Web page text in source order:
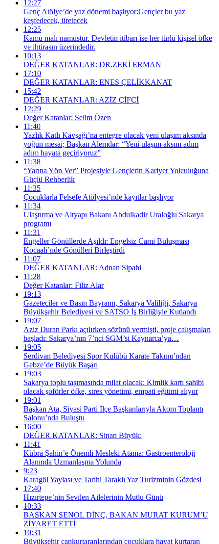
12:27
Genç Atölye’de yaz dönemi başlıyor:Gençler bu yaz
keşfedecek, üretecek
12:25
Kamu malı namustur. Devletin itibarı ise her türlü kişisel öfke
ve ihtirasın üzerindedir.
10:13
DEĞER KATANLAR: DR.ZEKİ ERMAN
17:10
DEĞER KATANLAR: ENES ÇELİKKANAT
15:42
DEĞER KATANLAR: AZİZ ÇİFÇİ
12:29
Değer Katanlar: Selim Özen
11:40
Yazlık Katlı Kavşağı’na entegre olacak yeni ulaşım aksında
yoğun mesai; Başkan Alemdar: “Yeni ulaşım aksını adım
adım hayata geçiriyoruz”
11:38
“Yarına Yön Ver” Projesiyle Gençlerin Kariyer Yolculuğuna
Güçlü Rehberlik
11:35
Çocuklarla Felsefe Atölyesi’nde kayıtlar başlıyor
11:34
Ulaştırma ve Altyapı Bakanı Abdulkadir Uraloğlu Sakarya
programı
11:31
Engeller Gönüllerde Aşıldı: Engelsiz Cami Buluşması
Kocaali’nde Gönülleri Birleştirdi
11:07
DEĞER KATANLAR: Adnan Sipahi
11:28
Değer Katanlar: Filiz Alar
19:13
Gazeteciler ve Basın Bayramı, Sakarya Valiliği, Sakarya
Büyükşehir Belediyesi ve SATSO İş Birliğiyle Kutlandı
19:07
Aziz Duran Parkı açılırken sözünü vermişti, proje çalışmaları
başladı: Sakarya’nın 7’nci SGM’si Kaynarca’ya…
19:05
Serdivan Belediyesi Spor Kulübü Karate Takımı’ndan
Gebze’de Büyük Başarı
19:03
Sakarya toplu taşımasında milat olacak: Kimlik kartı sahibi
olacak şoförler öfke, stres yönetimi, empati eğitimi alıyor
19:01
Başkan Ata, Siyasi Parti İlçe Başkanlarıyla Akom Toplantı
Salonu’nda Buluştu
16:00
DEĞER KATANLAR: Sinan Büyük:
11:41
Kübra Şahin’e Önemli Mesleki Atama: Gastroenteroloji
Alanında Uzmanlaşma Yolunda
9:23
Karagöl Yaylası ve Tarihi Taraklı Yaz Turizminin Gözdesi
17:40
Hızırtepe’nin Sevilen Ailelerinin Mutlu Günü
10:33
BAŞKAN ŞENOL DİNÇ, BAKAN MURAT KURUM’U
ZİYARET ETTİ
10:31
Büyükşehir cankurtaranlarından çocuklara hayat kurtaran